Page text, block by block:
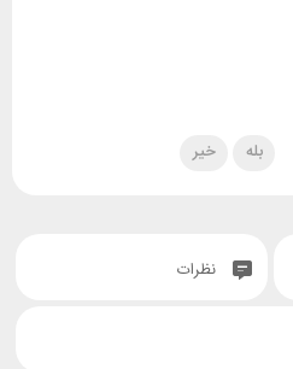
بله خیر
نظرات